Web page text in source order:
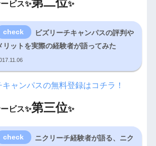
ビス✨ ✨
ビズリーチキャンパスの評判や
リットを実際の経験者が語ってみた
キャンパスの無料登録はコチラ！
ビス✨第三位✨
ニクリーチ経験者が語る、ニク